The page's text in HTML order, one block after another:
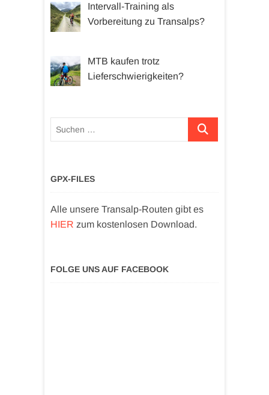
Intervall-Training als
Vorbereitung zu Transalps?
MTB kaufen trotz
Lieferschwierigkeiten?
Suchen …
GPX-FILES
Alle unsere Transalp-Routen gibt es
HIER zum kostenlosen Download.
FOLGE UNS AUF FACEBOOK